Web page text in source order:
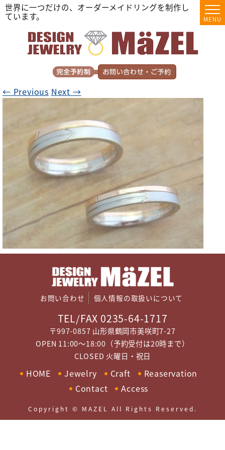
世界に一つだけの、オーダーメイドリングを制作し
ています。
MENU
← Previous Next →
お問い合わせ 個人情報の取扱いについて
TEL/FAX 0235-64-1717
〒997-0857 山形県鶴岡市美咲町7-27
OPEN 11:00～18:00（予約受付は20時まで）
CLOSED 火曜日・祝日
HOME Jewelry Craft
Reaservation
Contact
Access
Copyright © MAZEL All Rights Reserved.